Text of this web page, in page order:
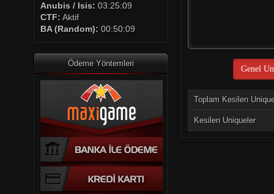
Anubis / Isis: 03:25:09
CTF: Aktif
BA (Random): 00:50:09
Ödeme Yöntemleri
Genel
Toplam Kesilen
Kesilen Uniqueler